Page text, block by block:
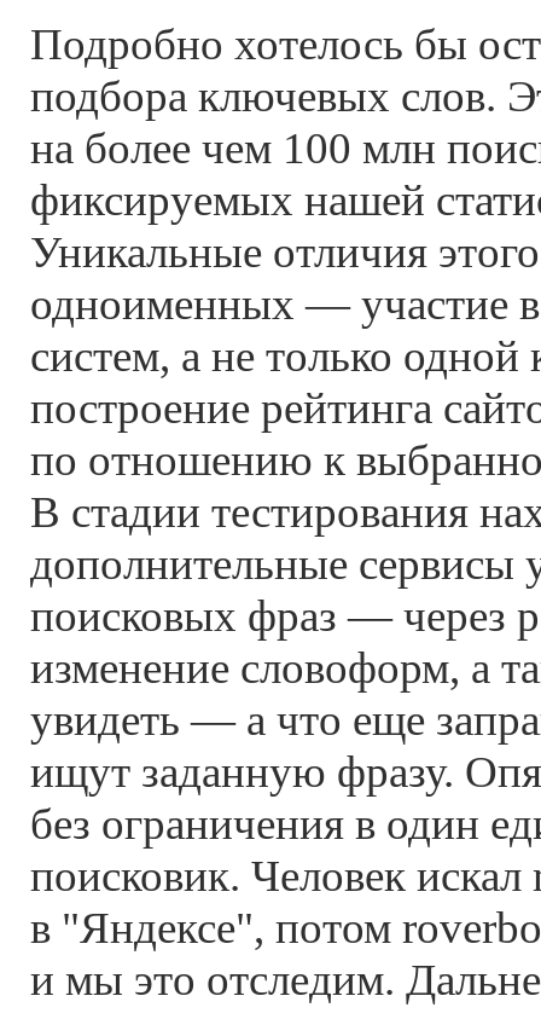
Подробно хотелось бы
подбора ключевых слов.
на более чем 100 млн
фиксируемых нашей
Уникальные отличия
одноименных — участие
систем, а не только одной
построение рейтинга
по отношению к
В стадии тестирования
дополнительные сервисы
поисковых фраз — через
изменение словоформ, а
увидеть — а что еще
ищут заданную фразу.
без ограничения в один
поисковик. Человек искал
в "Яндексе", потом
и мы это отследим.